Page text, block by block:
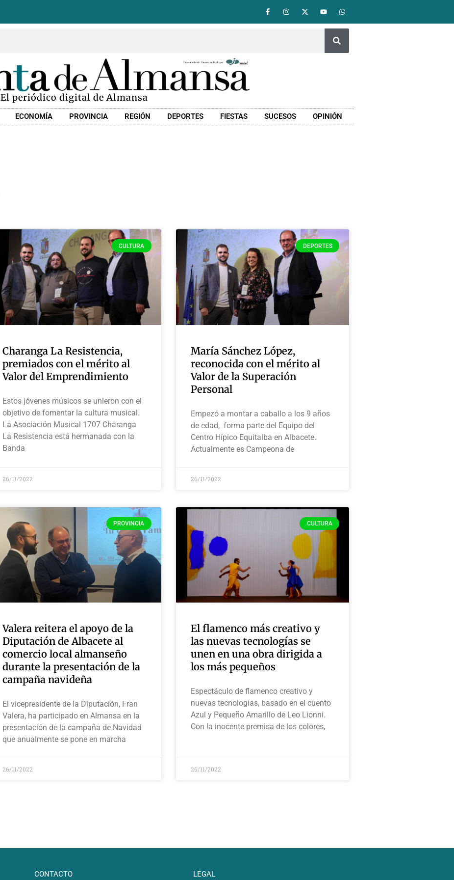
El periódico digital de Almansa
ECONOMÍA PROVINCIA REGIÓN DEPORTES FIESTAS SUCESOS OPINIÓN
CULTURA
Charanga La Resistencia,
premiados con el mérito al
Valor del Emprendimiento
Estos jóvenes músicos se unieron con el
objetivo de fomentar la cultura musical.
La Asociación Musical 1707 Charanga
La Resistencia está hermanada con la
Banda
26/11/2022
DEPORTES
María Sánchez López,
reconocida con el mérito al
Valor de la Superación
Personal
Empezó a montar a caballo a los 9 años
de edad, forma parte del Equipo del
Centro Hípico Equitalba en Albacete.
Actualmente es Campeona de
26/11/2022
PROVINCIA
Valera reitera el apoyo de la
Diputación de Albacete al
comercio local almanseño
durante la presentación de la
campaña navideña
El vicepresidente de la Diputación, Fran
Valera, ha participado en Almansa en la
presentación de la campaña de Navidad
que anualmente se pone en marcha
26/11/2022
CULTURA
El flamenco más creativo y
las nuevas tecnologías se
unen en una obra dirigida a
los más pequeños
Espectáculo de flamenco creativo y
nuevas tecnologías, basado en el cuento
Azul y Pequeño Amarillo de Leo Lionni.
Con la inocente premisa de los colores,
26/11/2022
CONTACTO LEGAL